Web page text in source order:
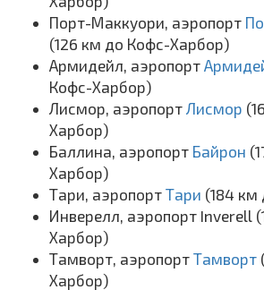
Порт-Маккуори, аэропорт
(126 км до Кофс-Харбор)
Армидейл, аэропорт
Кофс-Харбор)
Лисмор, аэропорт Лисмор
Харбор)
Баллина, аэропорт Байрон
Харбор)
Тари, аэропорт Тари (184 км
Инверелл, аэропорт Inverell
Харбор)
Тамворт, аэропорт Тамворт
Харбор)